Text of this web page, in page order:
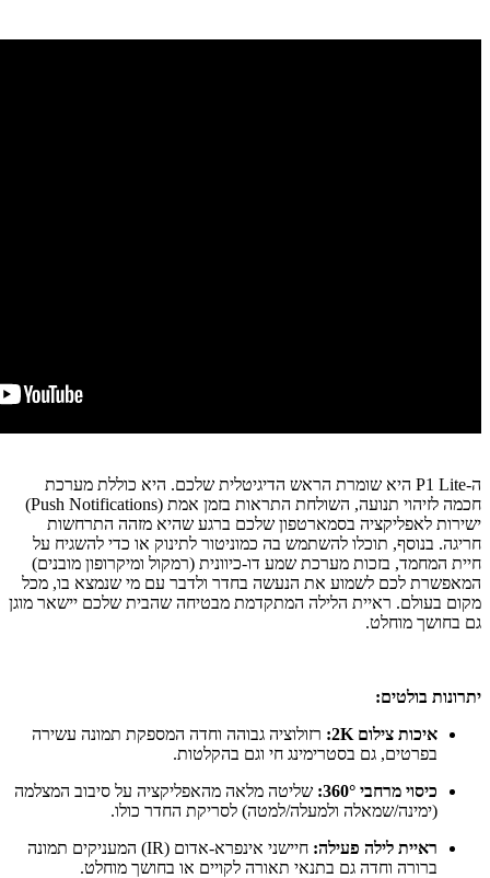
ה-P1 Lite היא שומרת הראש הדיגיטלית שלכם. היא כוללת מערכת
חכמה לזיהוי תנועה, השולחת התראות בזמן אמת (Push Notifications)
ישירות לאפליקציה בסמארטפון שלכם ברגע שהיא מזהה התרחשות
חריגה. בנוסף, תוכלו להשתמש בה כמוניטור לתינוק או כדי להשגיח על
חיית המחמד, בזכות מערכת שמע דו-כיוונית (רמקול ומיקרופון מובנים)
המאפשרת לכם לשמוע את הנעשה בחדר ולדבר עם מי שנמצא בו, מכל
מקום בעולם. ראיית הלילה המתקדמת מבטיחה שהבית שלכם יישאר מוגן
גם בחושך מוחלט.
יתרונות בולטים:
איכות צילום 2K:
רזולוציה גבוהה וחדה המספקת תמונה עשירה
בפרטים, גם בסטרימינג חי וגם בהקלטות.
כיסוי מרחבי 360°:
שליטה מלאה מהאפליקציה על סיבוב המצלמה
(ימינה/שמאלה ולמעלה/למטה) לסריקת החדר כולו.
ראיית לילה פעילה:
חיישני אינפרא-אדום (IR) המעניקים תמונה
ברורה וחדה גם בתנאי תאורה לקויים או בחושך מוחלט.